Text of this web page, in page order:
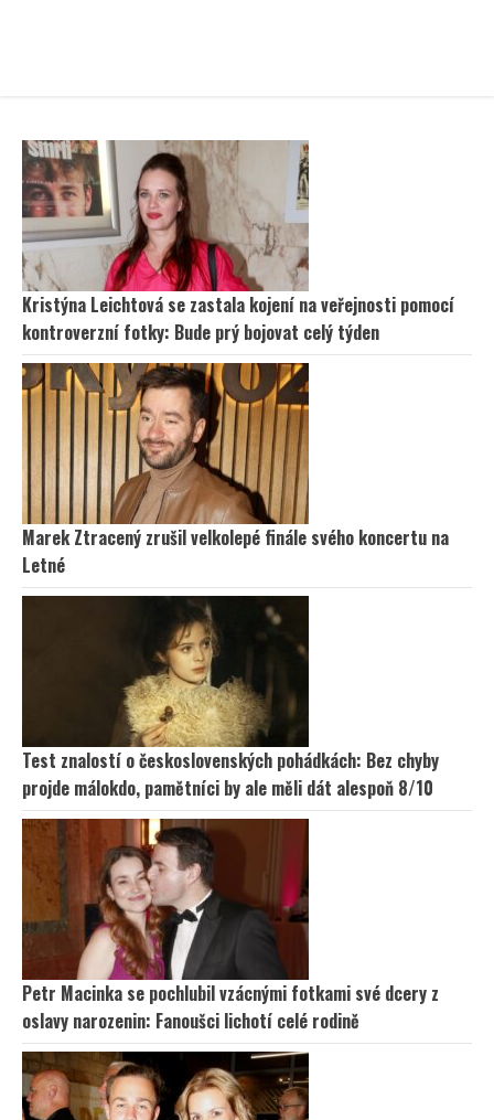
Kristýna Leichtová se zastala kojení na veřejnosti pomocí
kontroverzní fotky: Bude prý bojovat celý týden
Marek Ztracený zrušil velkolepé finále svého koncertu na
Letné
Test znalostí o československých pohádkách: Bez chyby
projde málokdo, pamětníci by ale měli dát alespoň 8/10
Petr Macinka se pochlubil vzácnými fotkami své dcery z
oslavy narozenin: Fanoušci lichotí celé rodině